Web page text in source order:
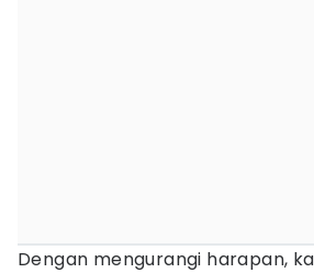
Dengan mengurangi harapan,